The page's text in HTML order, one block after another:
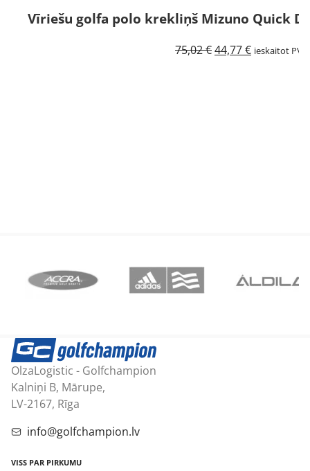
Vīriešu golfa polo krekliņš Mizuno Quick
75,02€Original
44,77€Current
ieskaitot PVN
OlzaLogistic - Golfchampion
Kalniņi B, Mārupe,
LV-2167, Rīga
info@golfchampion.lv
VISS PAR PIRKUMU